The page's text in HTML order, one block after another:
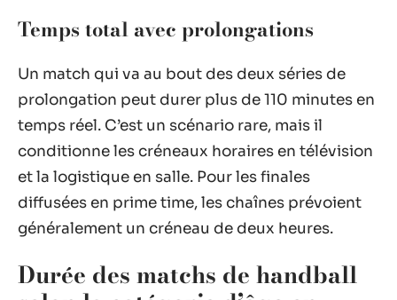
Temps total avec prolongations
Un match qui va au bout des deux séries de
prolongation peut durer plus de 110 minutes en
temps réel. C’est un scénario rare, mais il
conditionne les créneaux horaires en télévision
et la logistique en salle. Pour les finales
diffusées en prime time, les chaînes prévoient
généralement un créneau de deux heures.
Durée des matchs de handball